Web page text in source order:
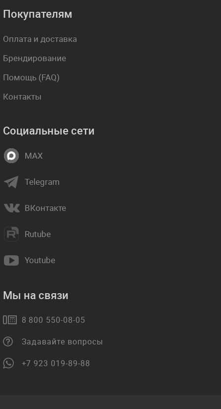
Покупателям
Оплата и доставка
Брендирование
Помощь (FAQ)
Контакты
Социальные сети
MAX
Telegram
ВКонтакте
Rutube
Youtube
Мы на связи
8 800 550-08-05
Задавайте вопросы
+7 923 019-89-88